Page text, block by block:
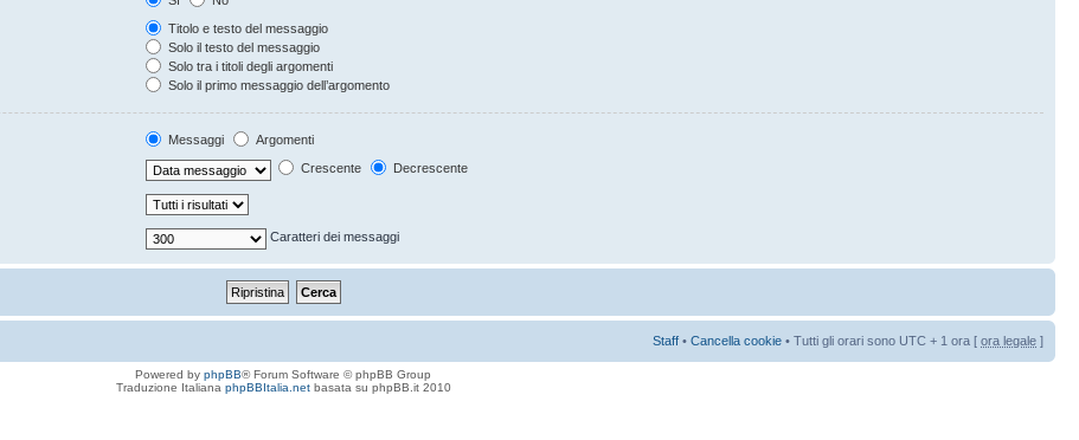
Titolo e testo del messaggio
Solo il testo del messaggio
Solo tra i titoli degli argomenti
Solo il primo messaggio dell’argomento
Messaggi
Argomenti
Crescente Decrescente
Caratteri dei messaggi
Staff • Cancella cookie • Tutti gli orari sono UTC + 1 ora [ ora legale ]
Powered by phpBB® Forum Software © phpBB Group
Traduzione Italiana phpBBItalia.netbasata su phpBB.it 2010